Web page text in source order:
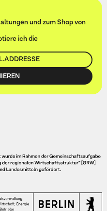
und zum Shop von
ich die